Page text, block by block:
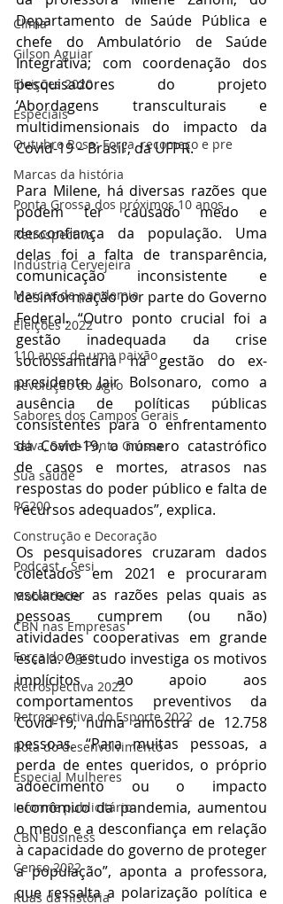
Clima
Gilson Aguiar
Eleições 2020
Especiais
Outubro Rosa: Força, recomeço e pre
Marcas da história
Ponta Grossa dos próximos 10 anos
Retrospectiva
Indústria Cervejeira
Marcas da pandemia
Eleições 2022
110 anos de uma paixão
Revolução do Agro
Sabores dos Campos Gerais
Salva, Salve Ponta Grossa
Sua saúde
PG200
Construção e Decoração
Podcast - Sesi
Mobilidade
CBN nas Empresas
Força do Agro
Retrospectiva 2022
Retrospectiva do Esporte 2022
Rota do desenvolvimento
Especial Mulheres
Informe publicitário
CBN Business
Censo 2022
Ruas da história
Departamento de Saúde Pública e
chefe do Ambulatório de Saúde
Integrativa; com coordenação dos
pesquisadores do projeto
‘Abordagens transculturais e
multidimensionais do impacto da
Covid-19 – Brasil’, da UFPR.
Para Milene, há diversas razões que
podem ter causado medo e
desconfiança da população. Uma
delas foi a falta de transparência,
comunicação inconsistente e
desinformação por parte do Governo
Federal. “Outro ponto crucial foi a
gestão inadequada da crise
sociossanitária na gestão do ex-
presidente Jair Bolsonaro, como a
ausência de políticas públicas
consistentes para o enfrentamento
da Covid-19, o número catastrófico
de casos e mortes, atrasos nas
respostas do poder público e falta de
recursos adequados”, explica.
Os pesquisadores cruzaram dados
coletados em 2021 e procuraram
esclarecer as razões pelas quais as
pessoas cumprem (ou não)
atividades cooperativas em grande
escala. O estudo investiga os motivos
implícitos ao apoio aos
comportamentos preventivos da
Covid-19, numa amostra de 12.758
pessoas. “Para muitas pessoas, a
perda de entes queridos, o próprio
adoecimento ou o impacto
econômico da pandemia, aumentou
o medo e a desconfiança em relação
à capacidade do governo de proteger
a população”, aponta a professora,
que ressalta a polarização política e